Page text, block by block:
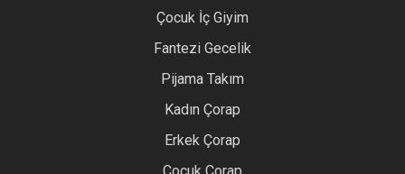
Çocuk İç Giyim
Fantezi Gecelik
Pijama Takım
Kadın Çorap
Erkek Çorap